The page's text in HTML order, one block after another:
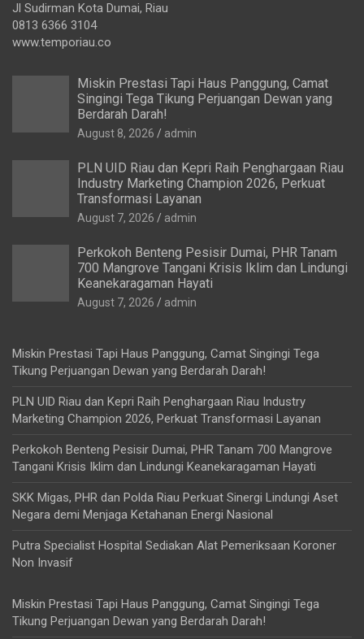
Jl Sudirman Kota Dumai, Riau
0813 6366 3104
www.temporiau.co
Miskin Prestasi Tapi Haus Panggung, Camat
Singingi Tega Tikung Perjuangan Dewan yang
Berdarah Darah!
August 8, 2026 admin
PLN UID Riau dan Kepri Raih Penghargaan Riau
Industry Marketing Champion 2026, Perkuat
Transformasi Layanan
August 7, 2026 admin
Perkokoh Benteng Pesisir Dumai, PHR Tanam
700 Mangrove Tangani Krisis Iklim dan Lindungi
Keanekaragaman Hayati
August 7, 2026 admin
Miskin Prestasi Tapi Haus Panggung, Camat Singingi Tega
Tikung Perjuangan Dewan yang Berdarah Darah!
PLN UID Riau dan Kepri Raih Penghargaan Riau Industry
Marketing Champion 2026, Perkuat Transformasi Layanan
Perkokoh Benteng Pesisir Dumai, PHR Tanam 700 Mangrove
Tangani Krisis Iklim dan Lindungi Keanekaragaman Hayati
SKK Migas, PHR dan Polda Riau Perkuat Sinergi Lindungi Aset
Negara demi Menjaga Ketahanan Energi Nasional
Putra Specialist Hospital Sediakan Alat Pemeriksaan Koroner
Non Invasif
Miskin Prestasi Tapi Haus Panggung, Camat Singingi Tega
Tikung Perjuangan Dewan yang Berdarah Darah!